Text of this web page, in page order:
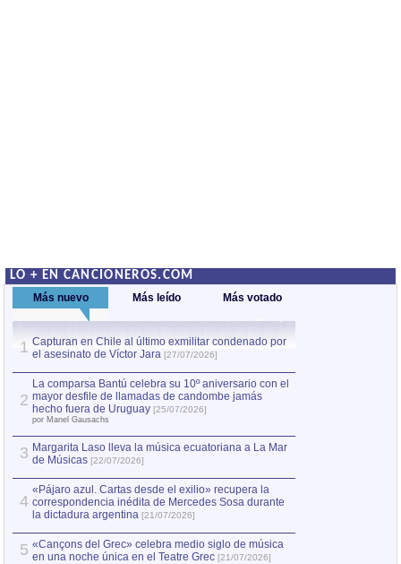
LO + EN CANCIONEROS.COM
Más nuevo Más leído Más votado
1 Capturan en Chile al último exmilitar condenado por
el asesinato de Víctor Jara [27/07/2026]
2
La comparsa Bantú celebra su 10º aniversario con el
mayor desfile de llamadas de candombe jamás
hecho fuera de Uruguay [25/07/2026]
por Manel Gausachs
3 Margarita Laso lleva la música ecuatoriana a La Mar
de Músicas [22/07/2026]
4
«Pájaro azul. Cartas desde el exilio» recupera la
correspondencia inédita de Mercedes Sosa durante
la dictadura argentina [21/07/2026]
5 «Cançons del Grec» celebra medio siglo de música
en una noche única en el Teatre Grec [21/07/2026]